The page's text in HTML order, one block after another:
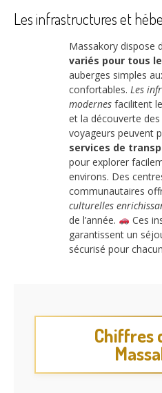
Les infrastructures et
Massakory dispose
variés pour tous
auberges simples
confortables. Les
modernes facilitent
et la découverte
voyageurs peuvent
services de
pour explorer
environs. Des
communautaires
culturelles
de l’année.
Ces
garantissent un
sécurisé pour
Chiffres